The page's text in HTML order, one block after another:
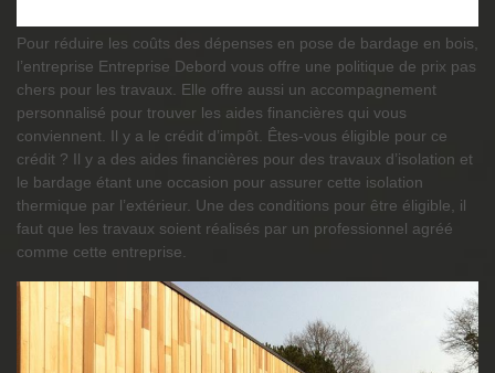
Pour réduire les coûts des dépenses en pose de bardage en bois,
l’entreprise Entreprise Debord vous offre une politique de prix pas
chers pour les travaux. Elle offre aussi un accompagnement
personnalisé pour trouver les aides financières qui vous
conviennent. Il y a le crédit d’impôt. Êtes-vous éligible pour ce
crédit ? Il y a des aides financières pour des travaux d’isolation et
le bardage étant une occasion pour assurer cette isolation
thermique par l’extérieur. Une des conditions pour être éligible, il
faut que les travaux soient réalisés par un professionnel agréé
comme cette entreprise.